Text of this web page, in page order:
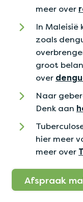
meer over
In Maleisië
zoals
groot
over
Naar
Denk aan
hier meer
meer over
Afspraak